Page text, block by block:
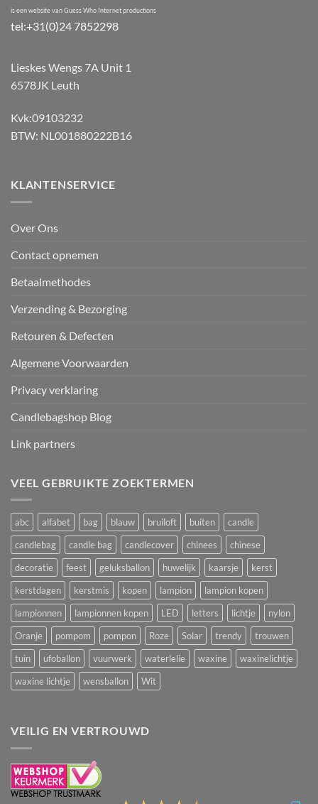
Lampionnen
is een website van Guess Who Internet productions
tel:+31(0)24 7852298
Lieskes Wengs 7A Unit 1
6578JK Leuth
Kvk:09103232
BTW: NL001880222B16
KLANTENSERVICE
Over Ons
Contact opnemen
Betaalmethodes
Verzending & Bezorging
Retouren & Defecten
Algemene Voorwaarden
Privacy verklaring
Candlebagshop Blog
Link partners
VEEL GEBRUIKTE ZOEKTERMEN
abc alfabet bag blauw bruiloft buiten
candle
candlebag
candle bag candlecover chinees
chinese
decoratie
feest geluksballon huwelijk kaarsje
kerst
kerstdagen
kerstmis kopen lampion
lampion kopen
lampionnen
lampionnen kopen LED letters lichtje
nylon
Oranje
pompom pompon Roze Solar trendy
trouwen
tuin
ufoballon vuurwerk waterlelie waxine
waxinelichtje
waxine lichtje
wensballon Wit
VEILIG EN VERTROUWD